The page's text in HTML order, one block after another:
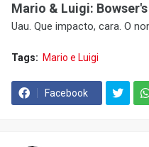
Mario & Luigi:
Uau. Que impacto, cara. O
Tags: Mario e Luigi
Facebook